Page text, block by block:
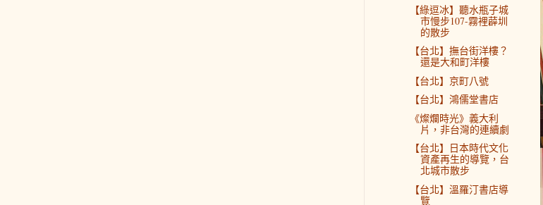
【綠逗冰】聽水瓶子城
市慢步107-霧裡薜圳
的散步
【台北】撫台街洋樓？
還是大和町洋樓
【台北】京町八號
【台北】鴻儒堂書店
《燦爛時光》義大利
片，非台灣的連續劇
【台北】日本時代文化
資產再生的導覽，台
北城市散步
【台北】溫羅汀書店導
覽